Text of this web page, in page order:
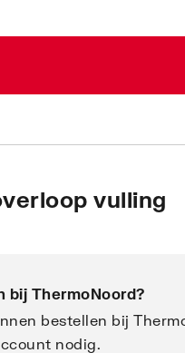
vulling
bij ThermoNoord?
bestellen bij
nodig.